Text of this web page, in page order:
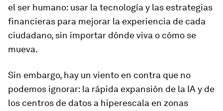
el ser humano: usar la tecnología y las estrategias
financieras para mejorar la experiencia de cada
ciudadano, sin importar dónde viva o cómo se
mueva.
Sin embargo, hay un viento en contra que no
podemos ignorar: la rápida expansión de la IA y de
los centros de datos a hiperescala en zonas